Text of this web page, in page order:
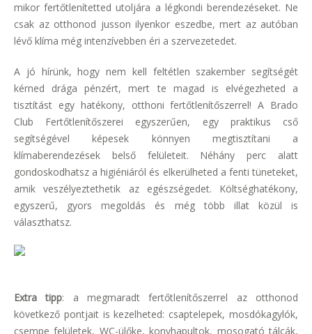
mikor fertőtlenítetted utoljára a légkondi berendezéseket. Ne
csak az otthonod jusson ilyenkor eszedbe, mert az autóban
lévő klíma még intenzívebben éri a szervezetedet.
A jó hírünk, hogy nem kell feltétlen szakember segítségét
kérned drága pénzért, mert te magad is elvégezheted a
tisztítást egy hatékony, otthoni fertőtlenítőszerrel! A Brado
Club Fertőtlenítőszerei egyszerűen, egy praktikus cső
segítségével képesek könnyen megtisztítani a
klímaberendezések belső felületeit. Néhány perc alatt
gondoskodhatsz a higiéniáról és elkerülheted a fenti tüneteket,
amik veszélyeztethetik az egészségedet. Költséghatékony,
egyszerű, gyors megoldás és még több illat közül is
választhatsz.
Extra tipp: a megmaradt fertőtlenítőszerrel az otthonod
következő pontjait is kezelheted: csaptelepek, mosdókagylók,
csempe felületek, WC-ülőke, konyhapultok, mosogató tálcák,